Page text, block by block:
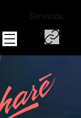
Servicios